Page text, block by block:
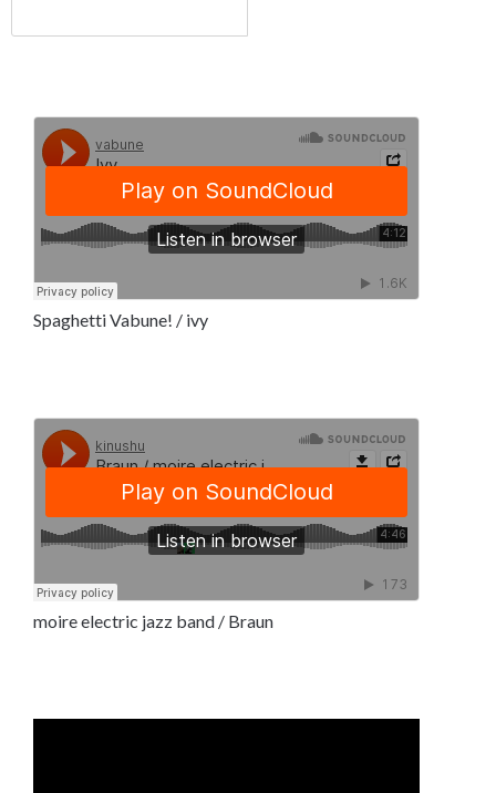
Spaghetti Vabune! / ivy
moire electric jazz band / Braun